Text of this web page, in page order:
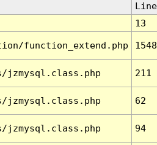
Line
13
function_extend.php 1548
jzmysql.class.php 211
jzmysql.class.php 62
jzmysql.class.php 94